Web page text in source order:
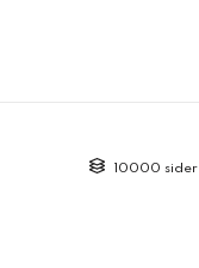
10000 sider